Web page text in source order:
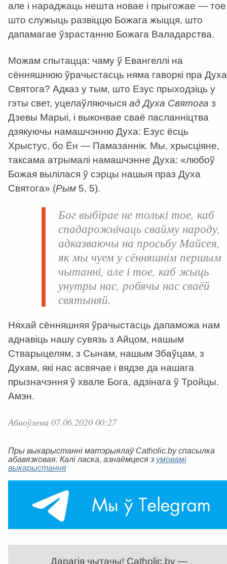
але і нараджаць нешта новае і прыгожае —
што служыць развіццю Божага жыцця, што
дапамагае ўзрастанню Божага Валадарства.
Можам спытацца: чаму ў Евангеллі на
сённяшнюю ўрачыстасць няма гаворкі пра Духа
Святога? Адказ у тым, што Езус прыходзіць у
гэты свет, уцелаўляючыся ад Духа Святога з
Дзевы Марыі, і выконвае сваё пасланніцтва
дзякуючы намашчэнню Духа: Езус ёсць
Хрыстус, бо Ён — Памазаннік. Мы, хрысціяне,
таксама атрымалі намашчэнне Духа: «любоў
Божая вылілася ў сэрцы нашыя праз Духа
Святога» (Рым 5, 5).
Бог выбірае не толькі тое, каб
спадарожнічаць свайму народу,
адказваючы на просьбу Майсея,
як мы чуем у сённяшнім першым
чытанні, але і тое, каб жыць
унутры нас, робячы нас сваёй
святыняй.
Няхай сённяшняя ўрачыстасць дапаможа нам
аднавіць нашу сувязь з Айцом, нашым
Стварыцелям, з Сынам, нашым Збаўцам, з
Духам, які нас асвячае і вядзе да нашага
прызначэння ў хвале Бога, адзінага ў Тройцы.
Амэн.
Абноўлена 07.06.2020 00:27
Пры выкарыстанні матэрыялаў Catholic.by спасылка
абавязковая. Калі ласка, азнаёмцеся з умовамі
выкарыстання
Дарагія чытачы! Catholic.by —